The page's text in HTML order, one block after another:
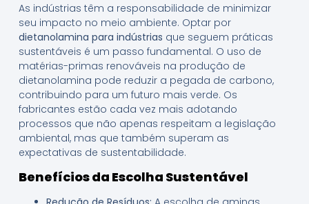
As indústrias têm a responsabilidade de minimizar
seu impacto no meio ambiente. Optar por
dietanolamina para indústrias que seguem práticas
sustentáveis é um passo fundamental. O uso de
matérias-primas renováveis na produção de
dietanolamina pode reduzir a pegada de carbono,
contribuindo para um futuro mais verde. Os
fabricantes estão cada vez mais adotando
processos que não apenas respeitam a legislação
ambiental, mas que também superam as
expectativas de sustentabilidade.
Benefícios da Escolha Sustentável